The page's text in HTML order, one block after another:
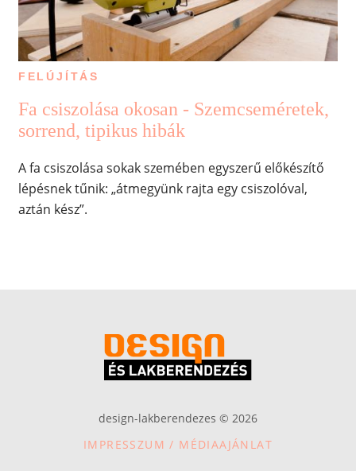
FELÚJÍTÁS
Fa csiszolása okosan - Szemcseméretek,
sorrend, tipikus hibák
A fa csiszolása sokak szemében egyszerű előkészítő
lépésnek tűnik: „átmegyünk rajta egy csiszolóval,
aztán kész”.
design-lakberendezes © 2026
IMPRESSZUM / MÉDIAAJÁNLAT